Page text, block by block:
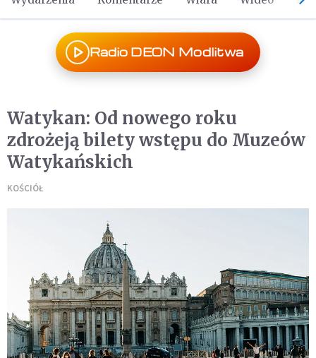
Radio DEON Modlitwa
Watykan: Od nowego roku
zdrożeją bilety wstępu do Muzeów
Watykańskich
KOŚCIÓŁ